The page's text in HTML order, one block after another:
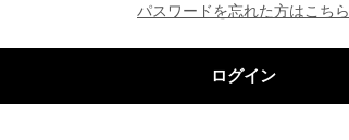
パスワードを忘れた方はこちら
ログイン